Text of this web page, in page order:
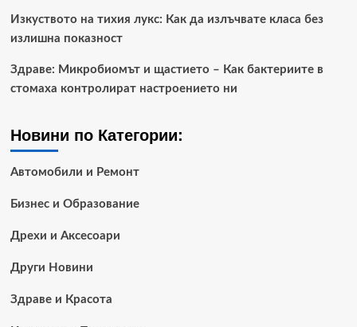
Изкуството на тихия лукс: Как да излъчвате класа без
излишна показност
Здраве: Микробиомът и щастието – Как бактериите в
стомаха контролират настроението ни
Новини по Категории:
Автомобили и Ремонт
Бизнес и Образование
Дрехи и Аксесоари
Други Новини
Здраве и Красота